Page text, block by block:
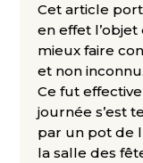
Cet article
en effet
mieux faire
et non
Ce fut
journée s’est
par un pot de
la salle des